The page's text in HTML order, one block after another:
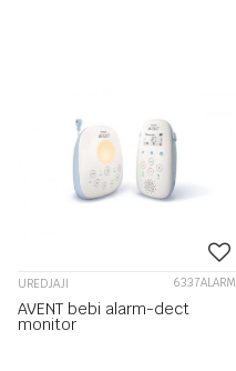
UREDJAJI 6337ALARM
AVENT bebi alarm-dect
monitor